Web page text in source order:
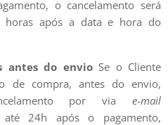
o cancelamento será
horas após a data e hora do
antes do envioSe o Cliente
de compra, antes do envio,
por via e-mail
até 24h após o pagamento,